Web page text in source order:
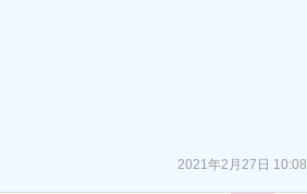
2021年2月27日 10:08